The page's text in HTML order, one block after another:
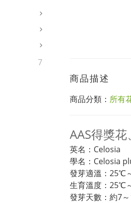
7
商品描述
商品分類： 所有
AAS得獎
英名：Celosia
學名：Celosia
發芽適溫：25℃
生育溫度：25℃
發芽天數：約7